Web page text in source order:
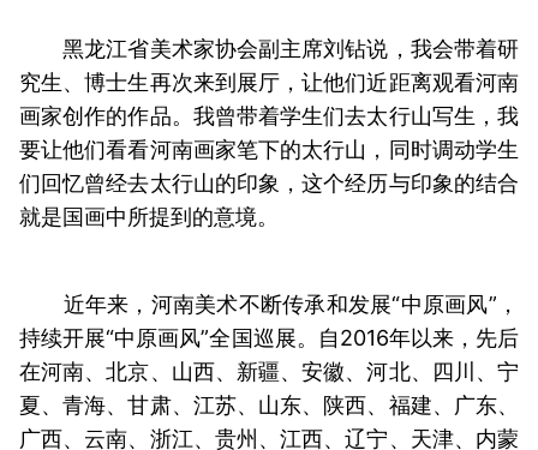
黑龙江省美术家协会副主席刘钻说，我会带着研
究生、博士生再次来到展厅，让他们近距离观看河南
画家创作的作品。我曾带着学生们去太行山写生，我
要让他们看看河南画家笔下的太行山，同时调动学生
们回忆曾经去太行山的印象，这个经历与印象的结合
就是国画中所提到的意境。
近年来，河南美术不断传承和发展“中原画风”，
持续开展“中原画风”全国巡展。自2016年以来，先后
在河南、北京、山西、新疆、安徽、河北、四川、宁
夏、青海、甘肃、江苏、山东、陕西、福建、广东、
广西、云南、浙江、贵州、江西、辽宁、天津、内蒙